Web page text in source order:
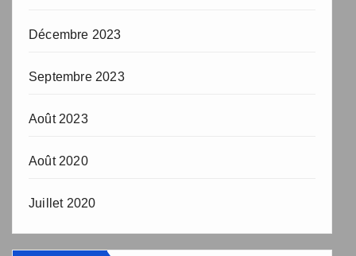
Décembre 2023
Septembre 2023
Août 2023
Août 2020
Juillet 2020